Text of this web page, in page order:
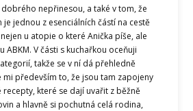
nepřinesou, a také v tom, že
jednou z esenciálních částí na cestě
u atopie o které Anička píše, ale
ABKM. V části s kuchařkou oceňuji
takže se v ní dá přehledně
mi především to, že jsou tam zapojeny
které se dají uvařit z běžně
a hlavně si pochutná celá rodina,